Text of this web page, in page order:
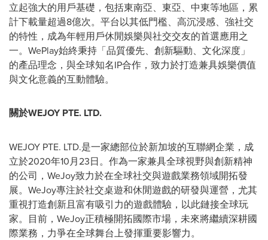
立起強大的用戶基礎，包括東南亞、東亞、中東等地區，累
計下載量超過8億次。平台以其低門檻、高沉浸感、強社交
的特性，成為年輕用戶休閒娛樂與社交交友的首選應用之
一。WePlay始終秉持「品質優先、創新驅動、文化深度」
的產品理念，與全球知名IP合作，致力於打造兼具娛樂價值
與文化意義的互動體驗。
關於WEJOY PTE. LTD.
WEJOY PTE. LTD.是一家總部位於新加坡的互聯網企業，成
立於2020年10月23日。作為一家兼具全球視野與創新精神
的公司，WeJoy致力於在全球社交與遊戲業務領域開拓發
展。WeJoy專注於社交桌遊和休閒遊戲的研發與運營，尤其
重視打造創新且富有吸引力的遊戲體驗，以此鏈接全球玩
家。目前，WeJoy正積極開拓國際市場，未來將繼續深耕國
際業務，力爭在全球舞台上發揮重要影響力。